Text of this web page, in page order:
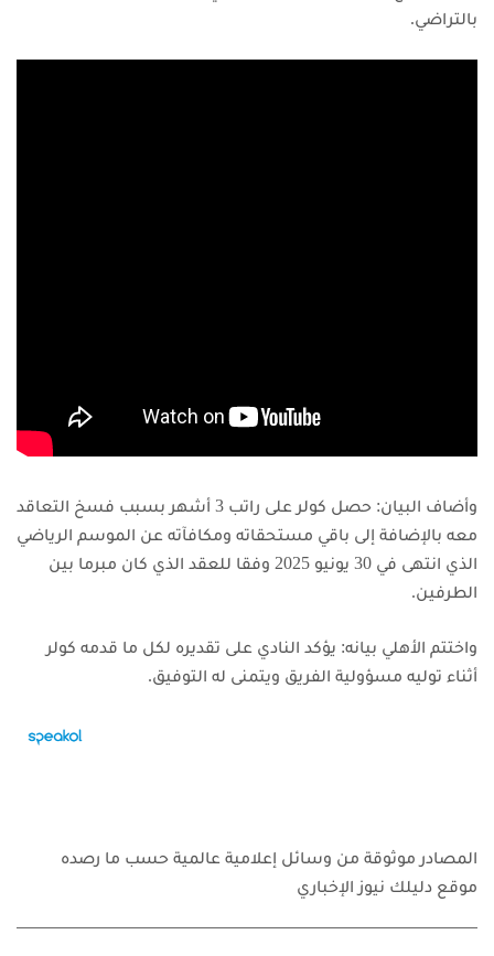
بالتراضي.
وأضاف البيان: حصل كولر على راتب 3 أشهر بسبب فسخ التعاقد
معه بالإضافة إلى باقي مستحقاته ومكافآته عن الموسم الرياضي
الذي انتهى في 30 يونيو 2025 وفقا للعقد الذي كان مبرما بين
الطرفين.
واختتم الأهلي بيانه: يؤكد النادي على تقديره لكل ما قدمه كولر
أثناء توليه مسؤولية الفريق ويتمنى له التوفيق.
المصادر موثوقة من وسائل إعلامية عالمية حسب ما رصده
موقع دليلك نيوز الإخباري